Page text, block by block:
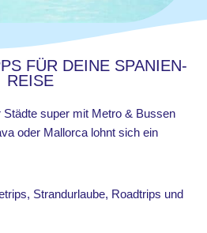
FÜR DEINE SPANIEN-
REISE
Städte super mit Metro & Bussen
oder Mallorca lohnt sich ein
Strandurlaube, Roadtrips und